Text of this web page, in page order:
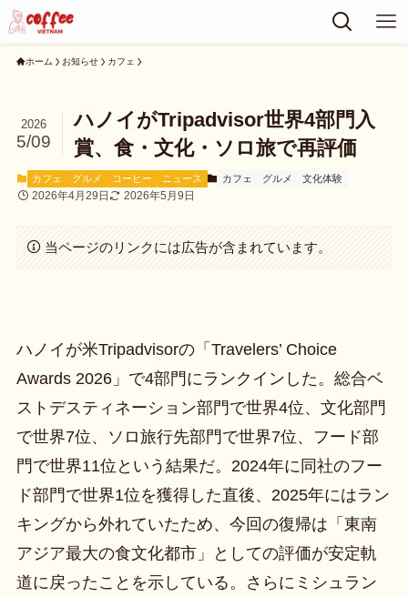
ホーム お知らせ カフェ
ハノイがTripadvisor世界4部門入
賞、食・文化・ソロ旅で再評価
2026
5/09
カフェ グルメ コーヒー ニュース カフェ グルメ 文化体験
2026年4月29日 2026年5月9日
当ページのリンクには広告が含まれています。
ハノイが米Tripadvisorの「Travelers’ Choice
Awards 2026」で4部門にランクインした。総合ベ
ストデスティネーション部門で世界4位、文化部門
で世界7位、ソロ旅行先部門で世界7位、フード部
門で世界11位という結果だ。2024年に同社のフー
ド部門で世界1位を獲得した直後、2025年にはラン
キングから外れていたため、今回の復帰は「東南
アジア最大の食文化都市」としての評価が安定軌
道に戻ったことを示している。さらにミシュラン